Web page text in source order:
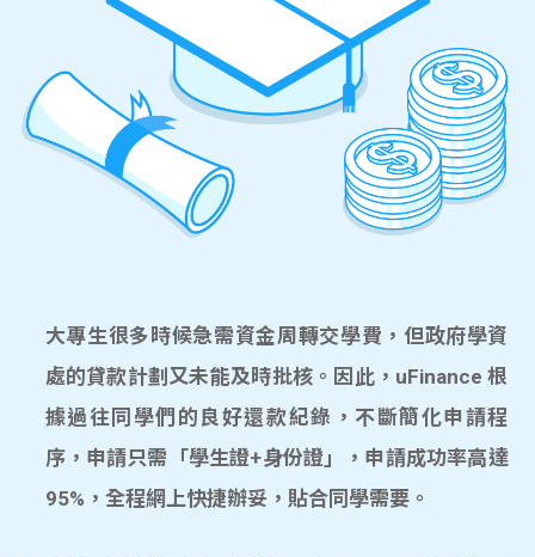
大專生很多時候急需資金周轉交學費，但政府學資
處的貸款計劃又未能及時批核。因此，uFinance 根
據過往同學們的良好還款紀錄，不斷簡化申請程
序，申請只需「學生證+身份證」，申請成功率高達
95%，全程網上快捷辦妥，貼合同學需要。